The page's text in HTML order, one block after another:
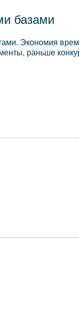
базами
Экономия
раньше